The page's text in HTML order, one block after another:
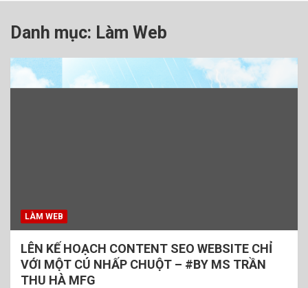
Danh mục: Làm Web
LÀM WEB
LÊN KẾ HOẠCH CONTENT SEO WEBSITE CHỈ
VỚI MỘT CÚ NHẤP CHUỘT – #BY MS TRẦN
THU HÀ MFG